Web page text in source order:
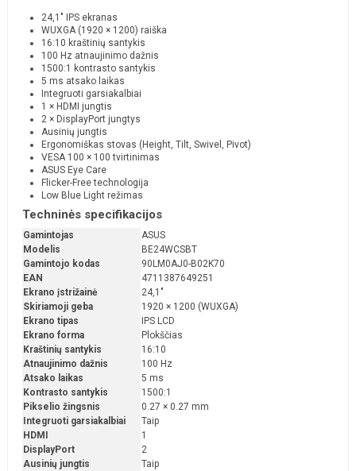
24,1" IPS ekranas
WUXGA (1920 × 1200) raiška
16:10 kraštinių santykis
100 Hz atnaujinimo dažnis
1500:1 kontrasto santykis
5 ms atsako laikas
Integruoti garsiakalbiai
1 × HDMI jungtis
2 × DisplayPort jungtys
Ausinių jungtis
Ergonomiškas stovas (Height, Tilt, Swivel, Pivot)
VESA 100 × 100 tvirtinimas
ASUS Eye Care
Flicker-Free technologija
Low Blue Light režimas
Techninės specifikacijos
Gamintojas
ASUS
Modelis
BE24WCSBT
Gamintojo kodas
90LM0AJ0-B02K70
EAN
4711387649251
Ekrano įstrižainė
24,1"
Skiriamoji geba
1920 × 1200 (WUXGA)
Ekrano tipas
IPS LCD
Ekrano forma
Plokščias
Kraštinių santykis
16:10
Atnaujinimo dažnis
100 Hz
Atsako laikas
5 ms
Kontrasto santykis
1500:1
Pikselio žingsnis
0.27 × 0.27 mm
Integruoti garsiakalbiai
Taip
HDMI
1
DisplayPort
2
Ausinių jungtis
Taip